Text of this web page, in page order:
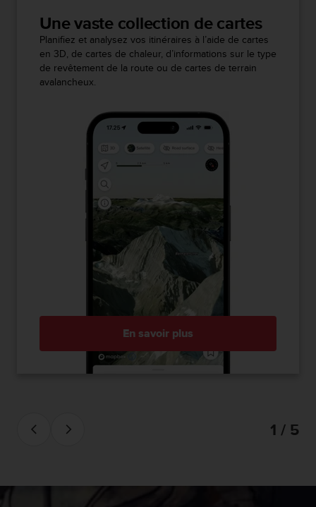
Une vaste collection de cartes
Planifiez et analysez vos itinéraires à l’aide de cartes
en 3D, de cartes de chaleur, d’informations sur le type
de revêtement de la route ou de cartes de terrain
avalancheux.
En savoir plus
1 / 5